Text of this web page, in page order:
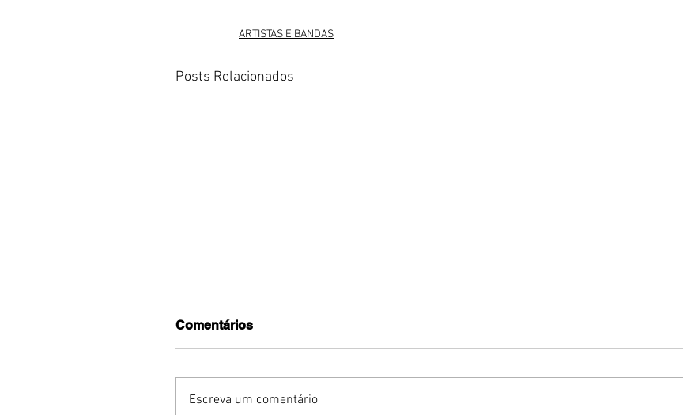
ARTISTAS E BANDAS
Posts Relacionados
Comentários
Escreva um comentário